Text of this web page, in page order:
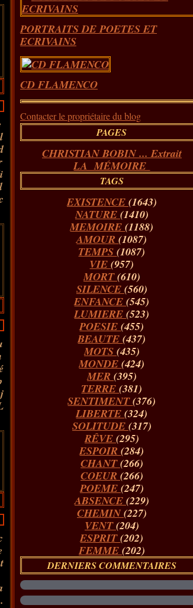
PORTRAITS DE POETES ET
ECRIVAINS
CD FLAMENCO
Contacter le propriétaire du blog
PAGES
CHRISTIAN BOBIN ... Extrait
LA MÉMOIRE
TAGS
EXISTENCE (1643)
NATURE (1410)
MEMOIRE(1188)
AMOUR(1087)
TEMPS(1087)
VIE(957)
MORT(610)
SILENCE (560)
ENFANCE(545)
LUMIERE(523)
POESIE(455)
BEAUTE(437)
MOTS (435)
MONDE(424)
MER (395)
TERRE(381)
SENTIMENT(376)
LIBERTE(324)
SOLITUDE (317)
RÊVE (295)
ESPOIR(284)
CHANT(266)
COEUR (266)
POEME (247)
ABSENCE (229)
CHEMIN(227)
VENT(204)
ESPRIT(202)
FEMME (202)
DERNIERS COMMENTAIRES